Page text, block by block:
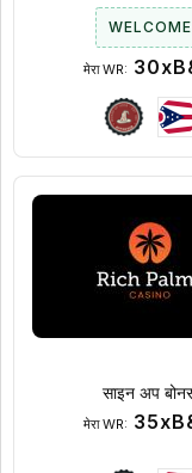
WELCOME
मेरा WR:
साइन अप
मेरा WR: